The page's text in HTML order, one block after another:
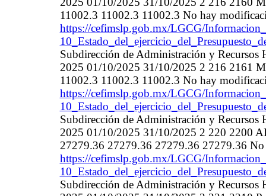
11002.3 11002.3 11002.3 No hay
https://cefimslp.gob.mx/LGCG/
Subdirección de Administración y
2025 01/10/2025 31/10/2025 2 216 2161
11002.3 11002.3 11002.3 No hay
https://cefimslp.gob.mx/LGCG/
Subdirección de Administración y
2025 01/10/2025 31/10/2025 2 220 2200
27279.36 27279.36 27279.36 27279.36
https://cefimslp.gob.mx/LGCG/
Subdirección de Administración y